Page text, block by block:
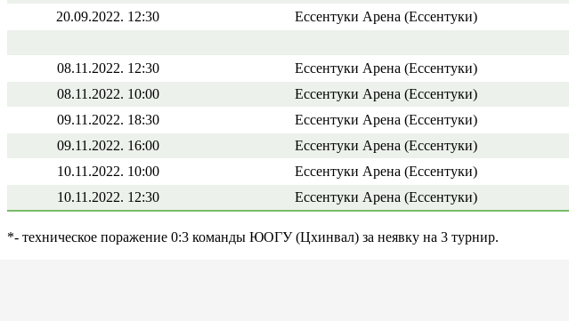
20.09.2022. 12:30
Ессентуки Арена (Ессентуки)
08.11.2022. 12:30
Ессентуки Арена (Ессентуки)
08.11.2022. 10:00
Ессентуки Арена (Ессентуки)
09.11.2022. 18:30
Ессентуки Арена (Ессентуки)
09.11.2022. 16:00
Ессентуки Арена (Ессентуки)
10.11.2022. 10:00
Ессентуки Арена (Ессентуки)
10.11.2022. 12:30
Ессентуки Арена (Ессентуки)
*- техническое поражение 0:3 команды ЮОГУ (Цхинвал) за неявку на 3 турнир.